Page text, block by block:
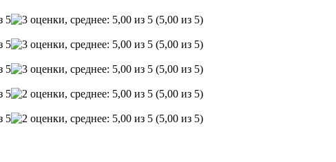
(5,00 из 5)
(5,00 из 5)
(5,00 из 5)
(5,00 из 5)
(5,00 из 5)